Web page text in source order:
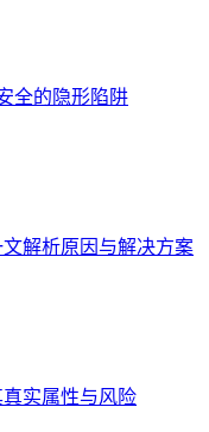
全的隐形陷阱
解析原因与解决方案
实属性与风险